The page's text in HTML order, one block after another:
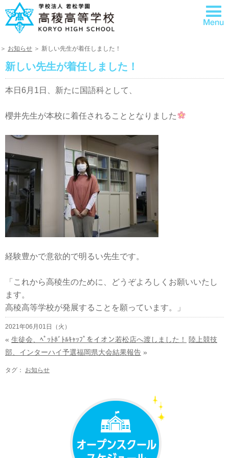
＞ お知らせ ＞ 新しい先生が着任しました！
新しい先生が着任しました！
本日6月1日、新たに国語科として、
櫻井先生が本校に着任されることとなりました
経験豊かで意欲的で明るい先生です。
「これから高稜生のために、どうぞよろしくお願いいたし
ます。
高稜高等学校が発展することを願っています。」
2021年06月01日（火）
« 生徒会、ﾍﾟｯﾄﾎﾞﾄﾙｷｬｯﾌﾟをイオン若松店へ渡しました！
陸上競技
部、インターハイ予選福岡県大会結果報告 »
タグ： お知らせ